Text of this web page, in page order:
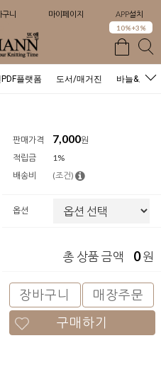
구니 마이페이지 APP설치
10%+3%
플랫폼 도서/매거진 바늘&도구
판매가격 7,000원
적립금
1%
배송비
(조건)
옵션
총 상품 금액 0원
장바구니
매장주문
구매하기